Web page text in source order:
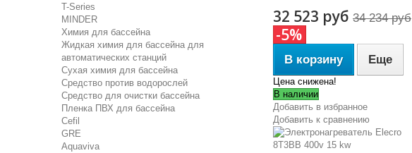
T-Series
MINDER
Химия для бассейна
Жидкая химия для бассейна для
автоматических станций
Сухая химия для бассейна
Средство против водорослей
Средство для очистки бассейна
Пленка ПВХ для бассейна
Cefil
GRE
Aquaviva
32 523 руб 34 234 руб
-5%
В корзину Еще
Цена снижена!
В наличии
Добавить в избранное
Добавить к сравнению